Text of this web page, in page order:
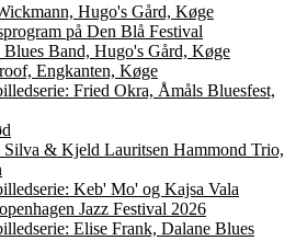
Hugo's Gård, Køge
på Den Blå Festival
Band, Hugo's Gård, Køge
Engkanten, Køge
Fried Okra, Åmåls Bluesfest,
Silva & Kjeld Lauritsen Hammond Trio,
Keb' Mo' og Kajsa Vala
Jazz Festival 2026
Elise Frank, Dalane Blues